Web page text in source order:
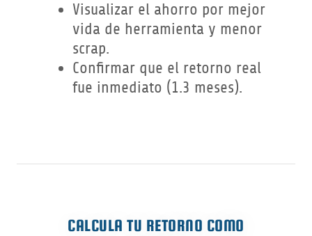
Visualizar el ahorro por mejor
vida de herramienta y menor
scrap.
Confirmar que el retorno real
fue inmediato (1.3 meses).
CALCULA TU RETORNO COMO